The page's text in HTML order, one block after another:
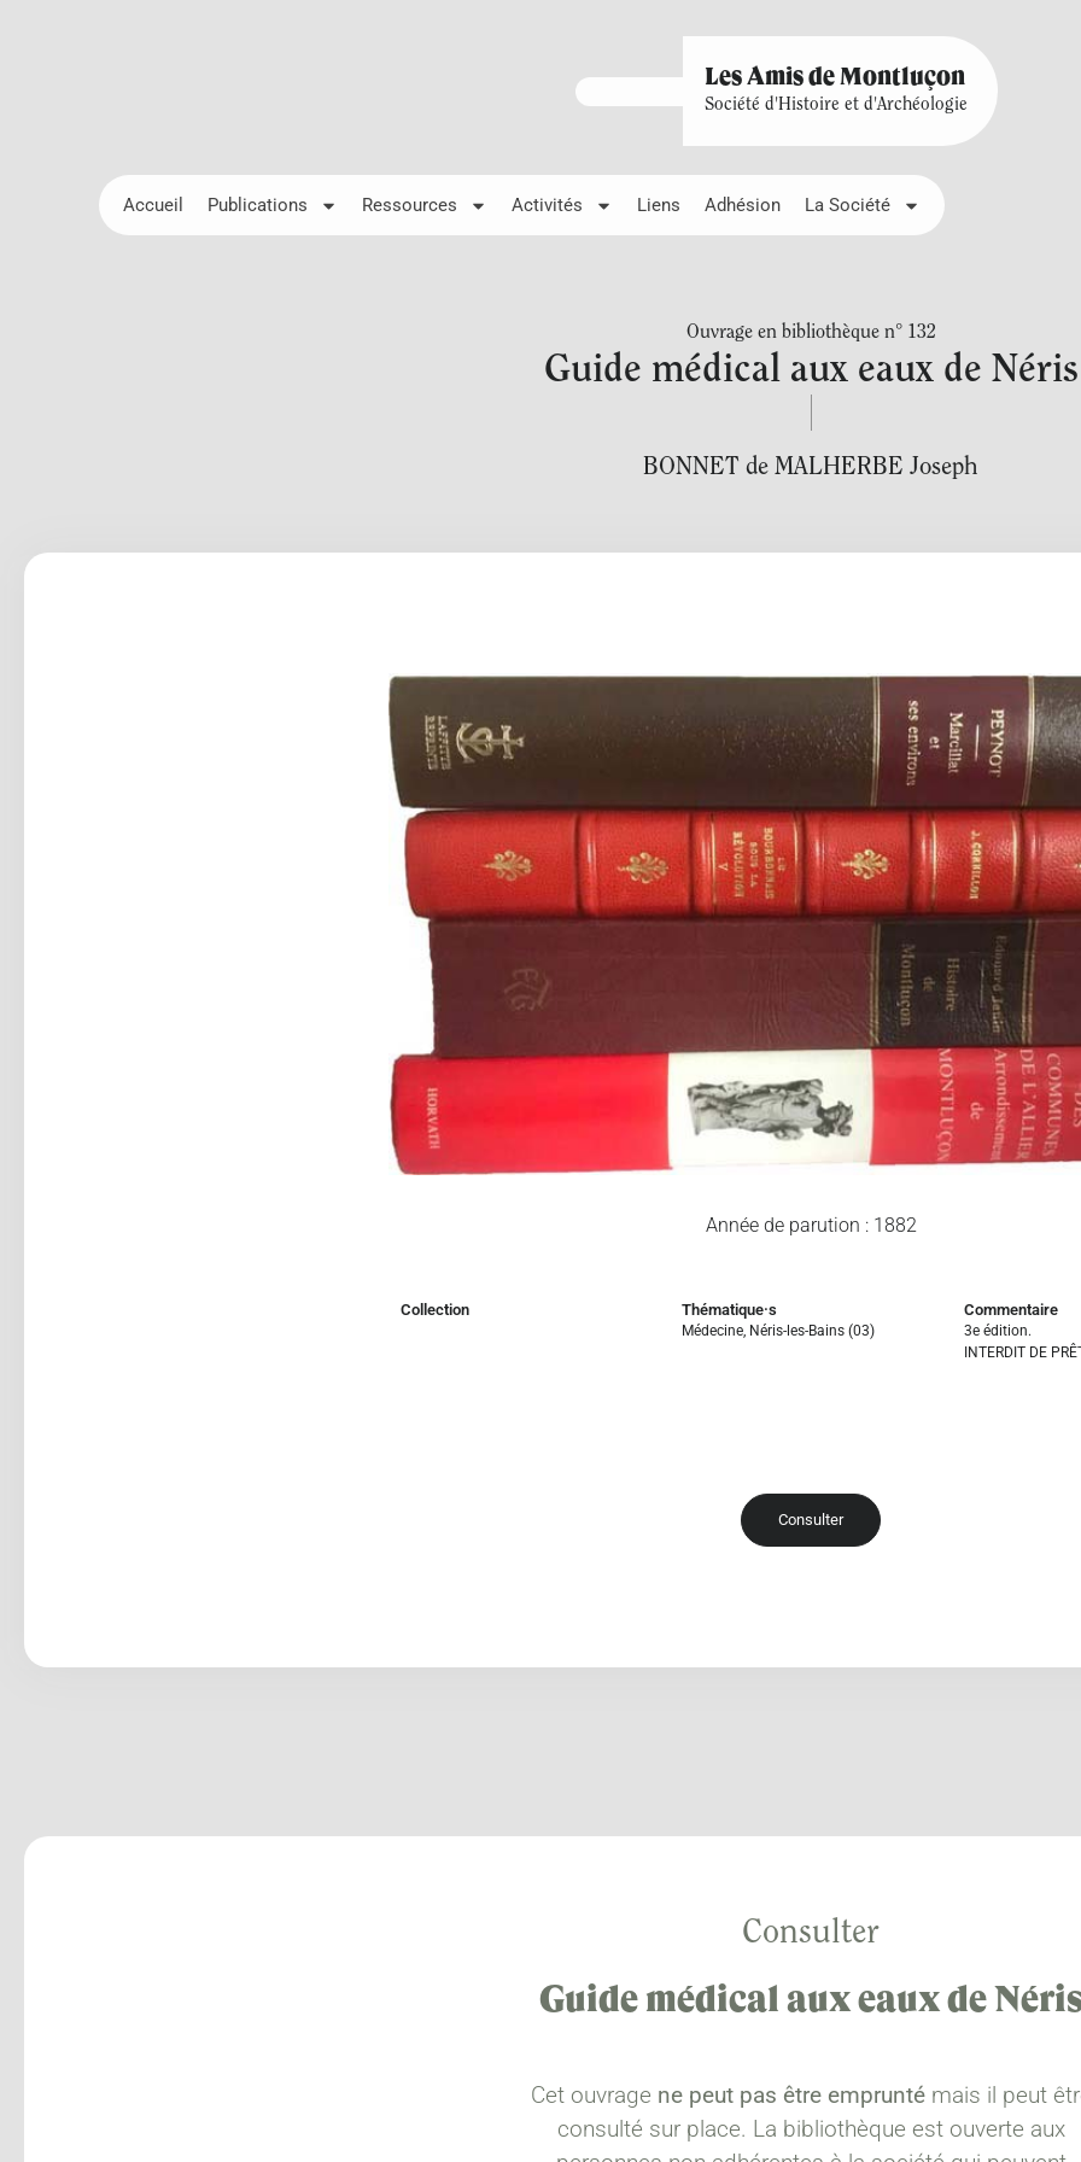
Les Amis de Montluçon
Société d'Histoire et d'Archéologie
Accueil Publications Ressources Activités Liens Adhésion La Société
Ouvrage en bibliothèque n° 132
Guide médical aux eaux de Néris
BONNET de MALHERBE Joseph
Année de parution : 1882
Collection Thématique·s
Médecine Néris-les-Bains (03)
Commentaire
3e édition.
INTERDIT DE
Consulter
Consulter
Guide médical aux eaux de
Cet ouvrage ne peut pas être empruntémais il peut
consulté sur place. La bibliothèque est ouverte aux